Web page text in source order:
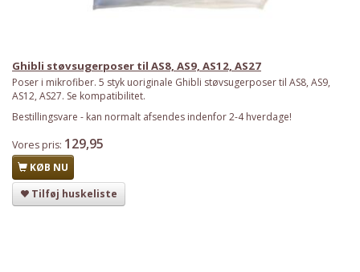
Ghibli støvsugerposer til AS8, AS9, AS12, AS27
Poser i mikrofiber. 5 styk uoriginale Ghibli støvsugerposer til AS8, AS9,
AS12, AS27. Se kompatibilitet.
Bestillingsvare - kan normalt afsendes indenfor 2-4 hverdage!
Vores pris: 129,95
KØB NU
Tilføj huskeliste